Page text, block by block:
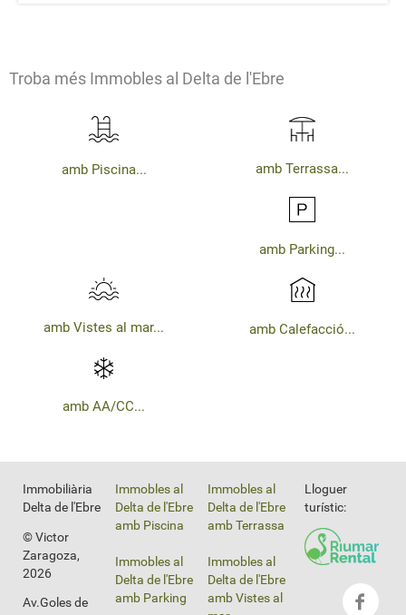
Troba més Immobles al Delta de l'Ebre
amb Piscina... amb Terrassa...
amb Parking...
amb Vistes al mar... amb Calefacció...
amb AA/CC...
Immobiliària
Delta de l'Ebre
© Victor
Zaragoza,
2026
Av.Goles de
Immobles al
Delta de l'Ebre
amb Piscina
Immobles al
Delta de l'Ebre
amb Terrassa
Immobles al
Delta de l'Ebre
amb Parking
Immobles al
Delta de l'Ebre
amb Vistes al
Lloguer
turístic: